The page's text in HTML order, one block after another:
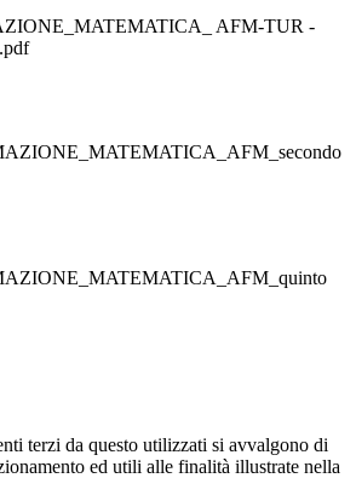
AFM-TUR -
terzi da questo utilizzati si avvalgono di
ed utili alle finalità illustrate nella